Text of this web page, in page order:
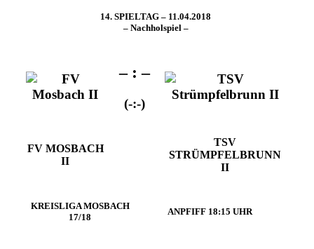
14. SPIELTAG – 11.04.2018
– Nachholspiel –
– : –
(-:-)
FV MOSBACH
II
TSV
STRÜMPFELBRUNN
II
KREISLIGA MOSBACH
17/18
ANPFIFF 18:15 UHR